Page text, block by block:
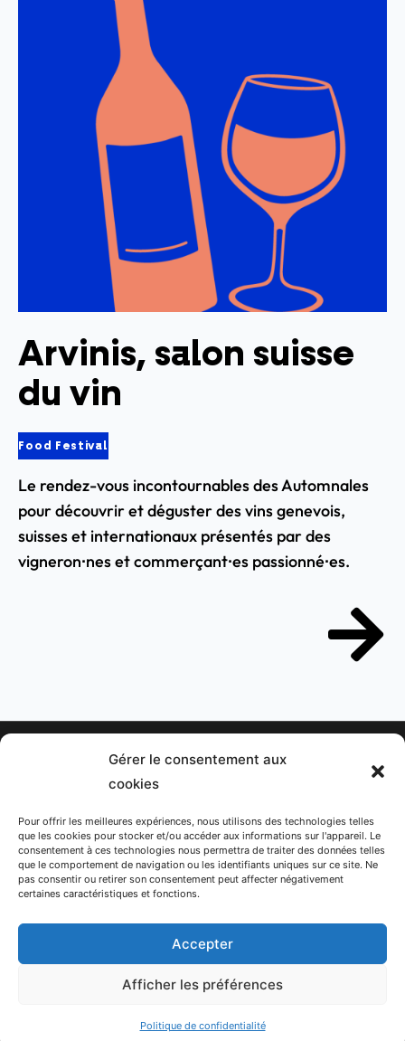
Gérer le consentement aux
cookies
Pour offrir les meilleures expériences, nous utilisons des technologies telles
que les cookies pour stocker et/ou accéder aux informations sur l'appareil. Le
consentement à ces technologies nous permettra de traiter des données telles
que le comportement de navigation ou les identifiants uniques sur ce site. Ne
pas consentir ou retirer son consentement peut affecter négativement
certaines caractéristiques et fonctions.
Accepter
Afficher les préférences
Politique de confidentialité
Arvinis, salon suisse
du vin
Food Festival
Le rendez-vous incontournables des Automnales
pour découvrir et déguster des vins genevois,
suisses et internationaux présentés par des
vigneron∙nes et commerçant∙es passionné∙es.
Politique de confidentialité
F
a
c
e
I
n
s
t
g
Y
o
u
t
u
b
X
-
w
i
t
T
i
t
k
L
i
k
Abonnez-vous à la newsletter
Contact : +41 22 761 11 11
info@palexpo.ch
© Les Automnales, Palexpo SA